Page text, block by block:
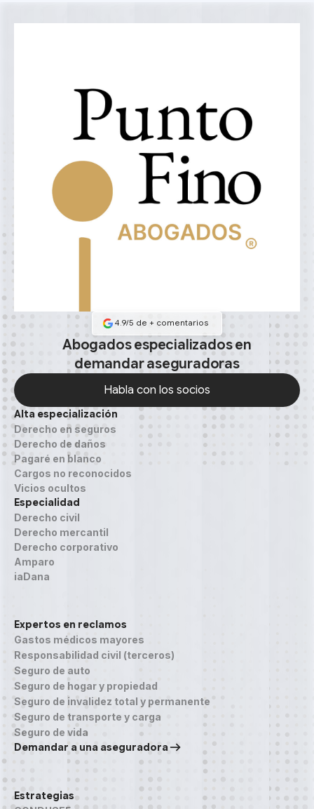
4.9/5 de + comentarios
Abogados especializados en
demandar aseguradoras
Habla con los socios
Habla con los socios
Alta especialización
Derecho en seguros
Derecho de daños
Pagaré en blanco
Cargos no reconocidos
Vicios ocultos
Especialidad
Derecho civil
Derecho mercantil
Derecho corporativo
Amparo
iaDana
Expertos en reclamos
Gastos médicos mayores
Responsabilidad civil (terceros)
Seguro de auto
Seguro de hogar y propiedad
Seguro de invalidez total y permanente
Seguro de transporte y carga
Seguro de vida
Demandar a una aseguradora
Estrategias